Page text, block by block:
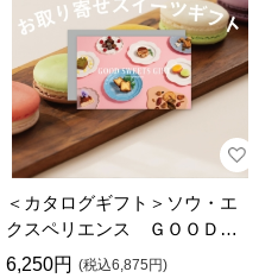
＜カタログギフト＞ソウ・エ
クスペリエンス ＧＯＯＤ
ＳＷＥＥＴＳ ＧＩＦＴ
6,250円 (税込6,875円)